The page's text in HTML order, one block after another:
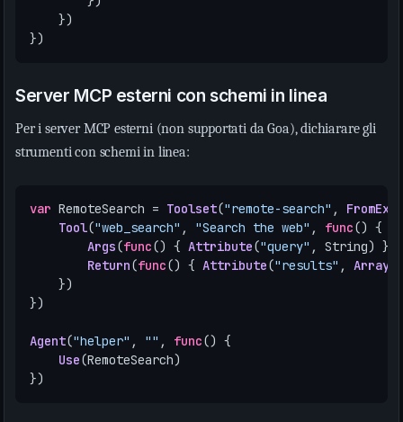
})
})
Server MCP esterni con schemi in linea
Per i server MCP esterni (non supportati da Goa), dichiarare gli
strumenti con schemi in linea:
var RemoteSearch = Toolset("remote-search" ,
Tool("web_search" , "Search the web" , func() {
Args(func() { Attribute("query" , String) })
Return(func() { Attribute("results" ,
ArrayOf
})
})
Agent("helper" , "" , func() {
Use(RemoteSearch)
})